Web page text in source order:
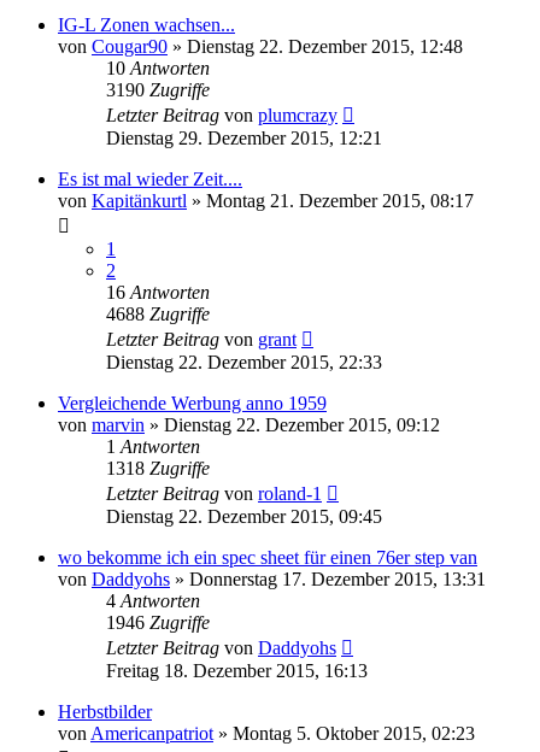
IG-L Zonen wachsen...
von Cougar90 » Dienstag 22. Dezember 2015, 12:48
10 Antworten
3190 Zugriffe
Letzter Beitrag von plumcrazy
Dienstag 29. Dezember 2015, 12:21
Es ist mal wieder Zeit....
von Kapitänkurtl » Montag 21. Dezember 2015, 08:17
1
2
16 Antworten
4688 Zugriffe
Letzter Beitrag von grant
Dienstag 22. Dezember 2015, 22:33
Vergleichende Werbung anno 1959
von marvin » Dienstag 22. Dezember 2015, 09:12
1 Antworten
1318 Zugriffe
Letzter Beitrag von roland-1
Dienstag 22. Dezember 2015, 09:45
wo bekomme ich ein spec sheet für einen 76er step van
von Daddyohs » Donnerstag 17. Dezember 2015, 13:31
4 Antworten
1946 Zugriffe
Letzter Beitrag von Daddyohs
Freitag 18. Dezember 2015, 16:13
Herbstbilder
von Americanpatriot » Montag 5. Oktober 2015, 02:23